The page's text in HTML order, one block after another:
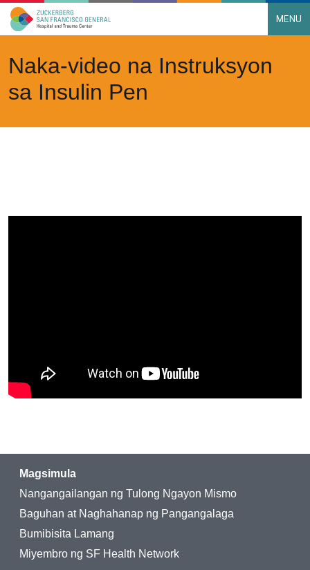
Main Navigation MENU
Naka-video na Instruksyon
sa Insulin Pen
Magsimula
Nangangailangan ng Tulong Ngayon Mismo
Baguhan at Naghahanap ng Pangangalaga
Bumibisita Lamang
Miyembro ng SF Health Network